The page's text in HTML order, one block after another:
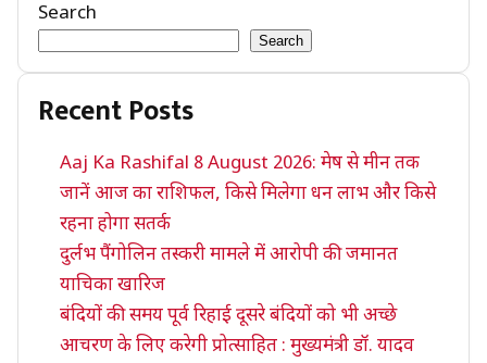
Search
Search
Recent Posts
Aaj Ka Rashifal 8 August 2026: मेष से मीन तक
जानें आज का राशिफल, किसे मिलेगा धन लाभ और किसे
रहना होगा सतर्क
दुर्लभ पैंगोलिन तस्करी मामले में आरोपी की जमानत
याचिका खारिज
बंदियों की समय पूर्व रिहाई दूसरे बंदियों को भी अच्छे
आचरण के लिए करेगी प्रोत्साहित : मुख्यमंत्री डॉ. यादव